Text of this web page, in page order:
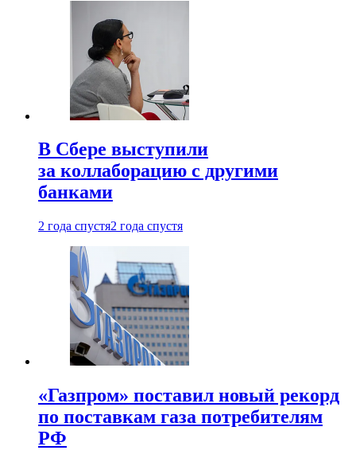
В Сбере выступили
за коллаборацию с другими
банками
2 года спустя2 года спустя
«Газпром» поставил новый рекорд
по поставкам газа потребителям
РФ